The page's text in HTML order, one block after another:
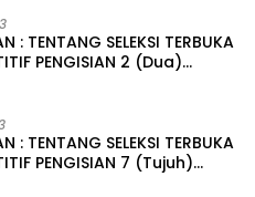
KABUPATEN KONAWE
: TENTANG SELEKSI TERBUKA
PENGISIAN 2 (Dua)
: TENTANG SELEKSI TERBUKA
PENGISIAN 7 (Tujuh)